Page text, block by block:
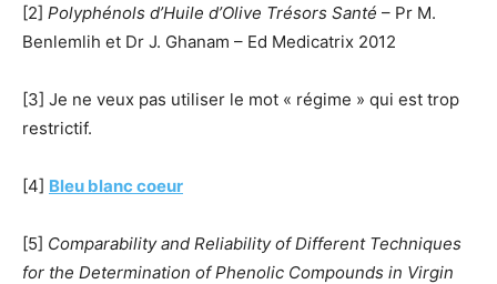
[2] Polyphénols d’Huile d’Olive Trésors Santé – Pr M.
Benlemlih et Dr J. Ghanam – Ed Medicatrix 2012
[3] Je ne veux pas utiliser le mot « régime » qui est trop
restrictif.
[4] Bleu blanc coeur
[5] Comparability and Reliability of Different Techniques
for the Determination of Phenolic Compounds in Virgin